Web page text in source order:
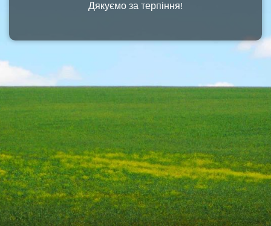
Дякуємо за терпіння!